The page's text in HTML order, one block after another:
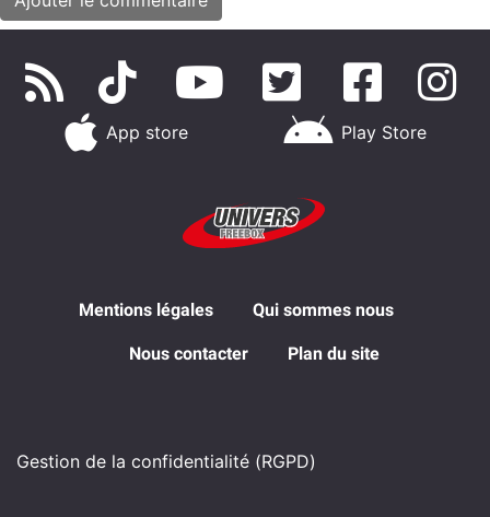
App store Play Store
Mentions légales Qui sommes nous
Nous contacter Plan du site
Gestion de la confidentialité (RGPD)